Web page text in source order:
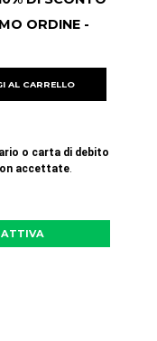
ORDINE -
AL CARRELLO
o carta di debito
accettate.
ATTIVA